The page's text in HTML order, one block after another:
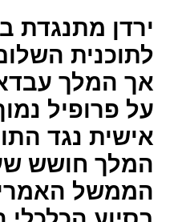
ירדן מתנגדת
לתוכנית
אך המלך
על פרופיל
אישית נגד
המלך חושש
הממשל